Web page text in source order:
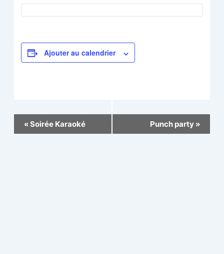
Ajouter au calendrier
Navigation
Évènement
«Soirée Karaoké Punch party »